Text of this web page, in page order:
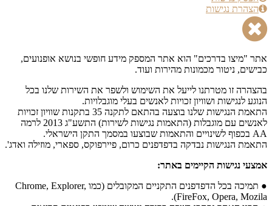
הצהרת נגישות
אתר "מיצו בדרכים" הוא אתר המספק מידע חופשי בנושא אופנועים,
כבישים, ניטור מכמונות מהירות ועוד.
בהצהרה זו מטרתנו לייעל את השימוש ולשפר את השירות שלנו בכל
הנוגע לנגישות ושוויון זכויות לאנשים בעלי מוגבלויות.
התאמת הנגישות שלנו בוצעה בהתאם לתקנה 35 בתקנות שוויון זכויות
לאנשים עם מוגבלות (התאמות נגישות לשירות) התשע"ג 2013 לרמה
AA בכפוף לשינויים והתאמות שבוצעו במסמך התקן הישראלי.
התאמת הנגישות נבדקה בדפדפנים כרום, פיירפוקס, ספארי, מוזילה ואדג'.
אמצעי נגישות הקיימים באתר:
● תמיכה בכל הדפדפנים התקניים המקובלים (כמו Chrome, Explorer,
FireFox, Opera, Mozila).